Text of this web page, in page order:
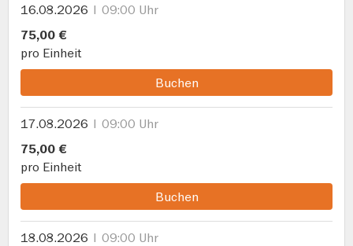
16.08.2026
09:00 Uhr
75,00 €
pro Einheit
Buchen
17.08.2026
09:00 Uhr
75,00 €
pro Einheit
Buchen
18.08.2026
09:00 Uhr